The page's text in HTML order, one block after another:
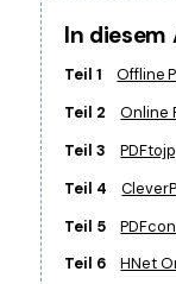
PDF
eSign
Branchen
Bildung
IT-
Rechtliches
PDFelement für
PDFelement für
PDFelement für
PDFelement für
Mehr erfahren
In diesem
Teil 1
Offline
Teil 2
Online
Teil 3
Teil 4
Teil 5
Teil 6
HNet